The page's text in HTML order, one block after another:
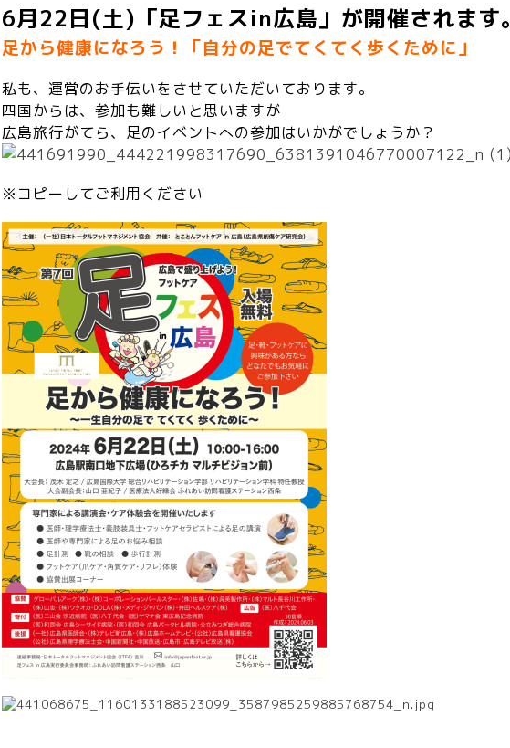
6月22日(土)「足フェスin広島」が開催されます。
足から健康になろう！「自分の足でてくてく歩くために」
私も、運営のお手伝いをさせていただいております。
四国からは、参加も難しいと思いますが
広島旅行がてら、足のイベントへの参加はいかがでしょうか？
※コピーしてご利用ください